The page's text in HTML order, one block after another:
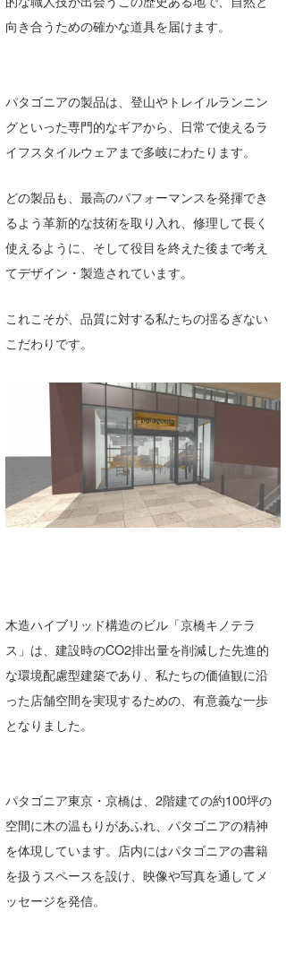
向き合うための確かな道具を届けます。
パタゴニアの製品は、登山やトレイルランニン
グといった専門的なギアから、日常で使えるラ
イフスタイルウェアまで多岐にわたります。
どの製品も、最高のパフォーマンスを発揮でき
るよう革新的な技術を取り入れ、修理して長く
使えるように、そして役目を終えた後まで考え
てデザイン・製造されています。
これこそが、品質に対する私たちの揺るぎない
こだわりです。
木造ハイブリッド構造のビル「京橋キノテラ
ス」は、建設時のCO2排出量を削減した先進的
な環境配慮型建築であり、私たちの価値観に沿
った店舗空間を実現するための、有意義な一歩
となりました。
パタゴニア東京・京橋は、2階建ての約100坪の
空間に木の温もりがあふれ、パタゴニアの精神
を体現しています。店内にはパタゴニアの書籍
を扱うスペースを設け、映像や写真を通してメ
ッセージを発信。
唐澤予報士
ゴン
米山予報士
予報士 hiro.
banpaku
chappy